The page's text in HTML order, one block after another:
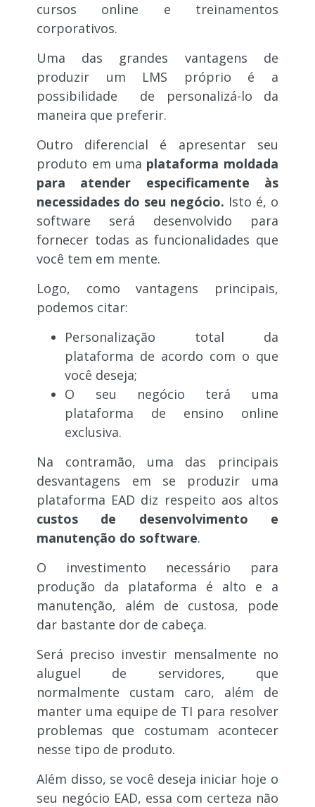
cursos online e treinamentos
corporativos.
Uma das grandes vantagens de
produzir um LMS próprio é a
possibilidade de personalizá-lo da
maneira que preferir.
Outro diferencial é apresentar seu
produto em uma plataforma moldada
para atender especificamente às
necessidades do seu negócio. Isto é, o
software será desenvolvido para
fornecer todas as funcionalidades que
você tem em mente.
Logo, como vantagens principais,
podemos citar:
Personalização total da
plataforma de acordo com o que
você deseja;
O seu negócio terá uma
plataforma de ensino online
exclusiva.
Na contramão, uma das principais
desvantagens em se produzir uma
plataforma EAD diz respeito aos altos
custos de desenvolvimento e
manutenção do software.
O investimento necessário para
produção da plataforma é alto e a
manutenção, além de custosa, pode
dar bastante dor de cabeça.
Será preciso investir mensalmente no
aluguel de servidores, que
normalmente custam caro, além de
manter uma equipe de TI para resolver
problemas que costumam acontecer
nesse tipo de produto.
Além disso, se você deseja iniciar hoje o
seu negócio EAD, essa com certeza não